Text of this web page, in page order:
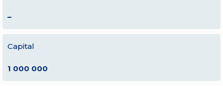
–
Capital
1 000 000